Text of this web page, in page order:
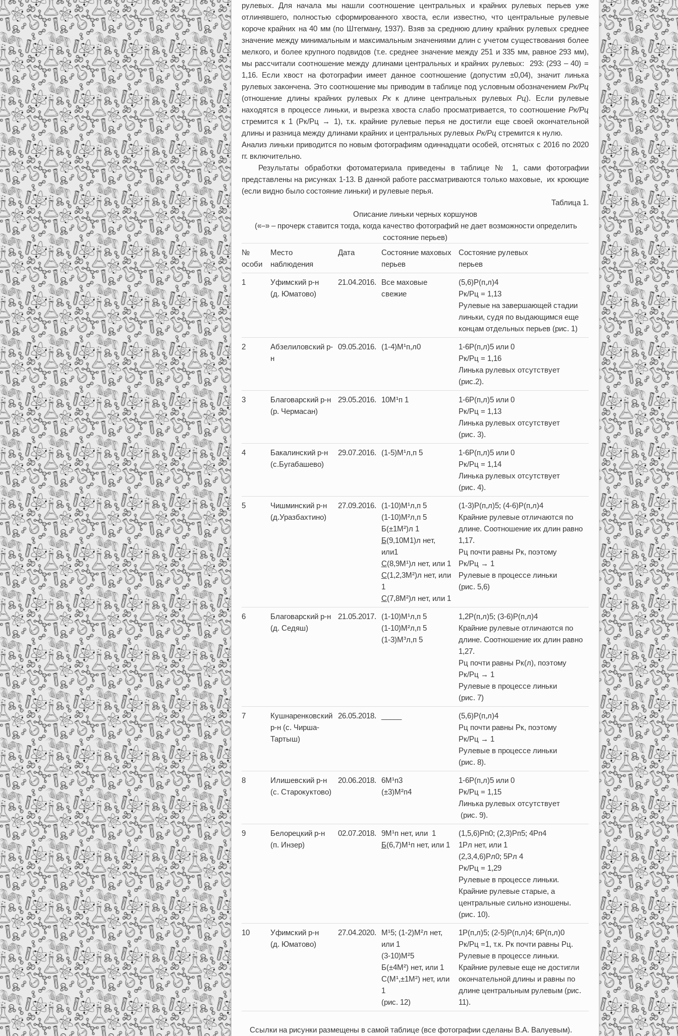
рулевых. Для начала мы нашли соотношение центральных и крайних рулевых перьев уже
отлинявшего, полностью сформированного хвоста, если известно, что центральные рулевые
короче крайних на 40 мм (по Штегману, 1937). Взяв за среднюю длину крайних рулевых среднее
значение между минимальным и максимальным значениями длин с учетом существования более
мелкого, и более крупного подвидов (т.е. среднее значение между 251 и 335 мм, равное 293 мм),
мы рассчитали соотношение между длинами центральных и крайних рулевых: 293: (293 – 40) =
1,16. Если хвост на фотографии имеет данное соотношение (допустим ±0,04), значит линька
рулевых закончена. Это соотношение мы приводим в таблице под условным обозначением Рк/Рц
(отношение длины крайних рулевых Ркк длине центральных рулевыхРц). Если рулевые
находятся в процессе линьки, и вырезка хвоста слабо просматривается, то соотношение Рк/Рц
стремится к 1 (Рк/Рц → 1), т.к. крайние рулевые перья не достигли еще своей окончательной
длины и разница между длинами крайних и центральных рулевых Рк/Рц стремится к нулю.
Анализ линьки приводится по новым фотографиям одиннадцати особей, отснятых с 2016 по 2020
гг. включительно.
Результаты обработки фотоматериала приведены в таблице № 1, сами фотографии
представлены на рисунках 1-13. В данной работе рассматриваются только маховые, их кроющие
(если видно было состояние линьки) и рулевые перья.
Таблица 1.
Описание линьки черных коршунов
(«–» – прочерк ставится тогда, когда качество фотографий не дает возможности определить
состояние перьев)
№
особи
Место
наблюдения
Дата
Состояние маховых
перьев
Состояние рулевых
перьев
1
Уфимский р-н
(д. Юматово)
21.04.2016.
Все маховые
свежие
(5,6)Р(п,л)4
Рк/Рц = 1,13
Рулевые на завершающей стадии
линьки, судя по выдающимся еще
концам отдельных перьев (рис. 1)
2
Абзелиловский р-
н
09.05.2016. (1-4)М¹п,л0
1-6Р(п,л)5 или 0
Рк/Рц = 1,16
Линька рулевых отсутствует
(рис.2).
3
Благоварский р-н
(р. Чермасан)
29.05.2016. 10М¹п 1
1-6Р(п,л)5 или 0
Рк/Рц = 1,13
Линька рулевых отсутствует
(рис. 3).
4
Бакалинский р-н
(с.Бугабашево)
29.07.2016. (1-5)М¹л,п 5
1-6Р(п,л)5 или 0
Рк/Рц = 1,14
Линька рулевых отсутствует
(рис. 4).
5
Чишминский р-н
(д.Уразбахтино)
27.09.2016.
(1-10)М¹л,п 5
(1-10)М²л,п 5
Б(±1М²)л 1
Б(9,10М1)л нет,
или1
С(8,9М¹)л нет, или 1
С(1,2,3М²)л нет, или
1
С(7,8М²)л нет, или 1
(1-3)Р(п,л)5; (4-6)Р(п,л)4
Крайние рулевые отличаются по
длине. Соотношение их длин равно
1,17.
Рц почти равны Рк, поэтому
Рк/Рц → 1
Рулевые в процессе линьки
(рис. 5,6)
6
Благоварский р-н
(д. Седяш)
21.05.2017.
(1-10)М¹л,п 5
(1-10)М²л,п 5
(1-3)М³л,п 5
1,2Р(п,л)5; (3-6)Р(п,л)4
Крайние рулевые отличаются по
длине. Соотношение их длин равно
1,27.
Рц почти равны Рк(л), поэтому
Рк/Рц → 1
Рулевые в процессе линьки
(рис. 7)
7
Кушнаренковский
р-н (с. Чирша-
Тартыш)
26.05.2018.
(5,6)Р(п,л)4
Рц почти равны Рк, поэтому
Рк/Рц → 1
Рулевые в процессе линьки
(рис. 8).
8
Илишевский р-н
(с. Старокуктово)
20.06.2018.
6М¹п3
(±3)М²п4
1-6Р(п,л)5 или 0
Рк/Рц = 1,15
Линька рулевых отсутствует
(рис. 9).
9
Белорецкий р-н
(п. Инзер)
02.07.2018.
9М¹п нет, или 1
Б(6,7)М¹п нет, или 1
(1,5,6)Рп0; (2,3)Рп5; 4Рп4
1Рл нет, или 1
(2,3,4,6)Рл0; 5Рл 4
Рк/Рц = 1,29
Рулевые в процессе линьки.
Крайние рулевые старые, а
центральные сильно изношены.
(рис. 10).
10
Уфимский р-н
(д. Юматово)
27.04.2020.
М¹5; (1-2)М²л нет,
или 1
(3-10)М²5
Б(±4М²) нет, или 1
С(М¹,±1М²) нет, или
1
(рис. 12)
1Р(п,л)5; (2-5)Р(п,л)4; 6Р(п,л)0
Рк/Рц =1, т.к. Рк почти равны Рц.
Рулевые в процессе линьки.
Крайние рулевые еще не достигли
окончательной длины и равны по
длине центральным рулевым (рис.
11).
Ссылки на рисунки размещены в самой таблице (все фотографии сделаны В.А. Валуевым).